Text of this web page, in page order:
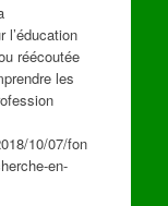
réécoutée
les
10/07/fon
en-